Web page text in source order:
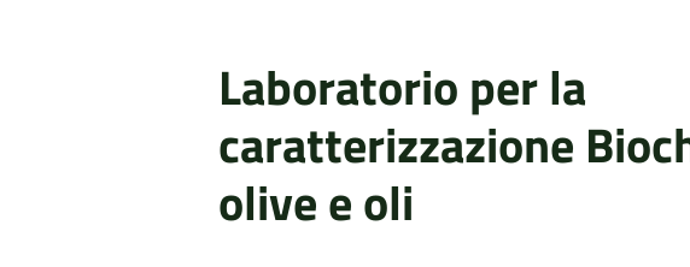
Laboratorio per la
caratterizzazione
olive e oli